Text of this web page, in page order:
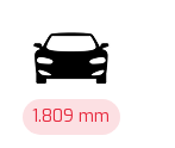
1.809 mm